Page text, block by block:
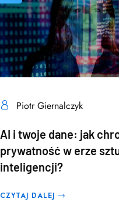
Piotr Giernalczyk
AI i twoje dane: jak
prywatność w erze
inteligencji?
CZYTAJ DALEJ